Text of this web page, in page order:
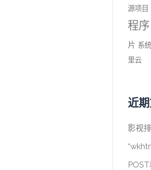
源项目
程序
片 系统
里云
近
影视